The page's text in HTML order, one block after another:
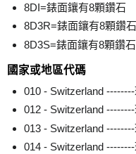
8DI=錶面鑲有8顆鑽石
8D3R=錶面鑲有8顆鑽
8D3S=錶面鑲有8顆鑽
國家或地區代碼
010 - Switzerland
012 - Switzerland
013 - Switzerland
014 - Switzerland